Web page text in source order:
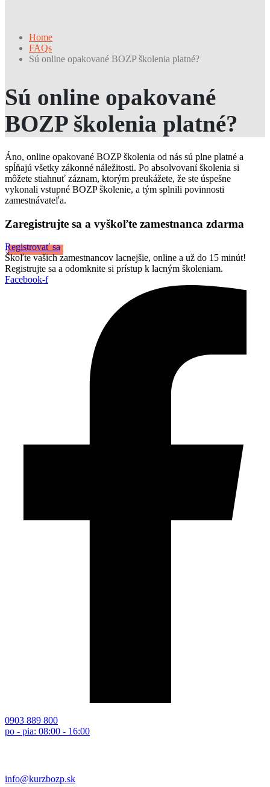
Home
FAQs
Sú online opakované BOZP školenia platné?
Sú online opakované
BOZP školenia platné?
Áno, online opakované BOZP školenia od nás sú plne platné a
spĺňajú všetky zákonné náležitosti. Po absolvovaní školenia si
môžete stiahnuť záznam, ktorým preukážete, že ste úspešne
vykonali vstupné BOZP školenie, a tým splnili povinnosti
zamestnávateľa.
Zaregistrujte sa a vyškoľte zamestnanca zdarma
Registrovať sa
Škoľte vašich zamestnancov lacnejšie, online a už do 15 minút!
Registrujte sa a odomknite si prístup k lacným školeniam.
Facebook-f
0903 889 800
po - pia: 08:00 - 16:00
info@kurzbozp.sk